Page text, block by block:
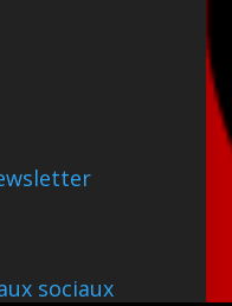
sociaux